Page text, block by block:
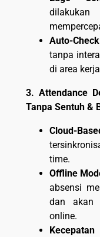
Auto-
tanpa
di area
3. Attendance
Tanpa Sentuh &
Cloud-
time.
Offline
absensi
dan akan
online.
Kecepatan